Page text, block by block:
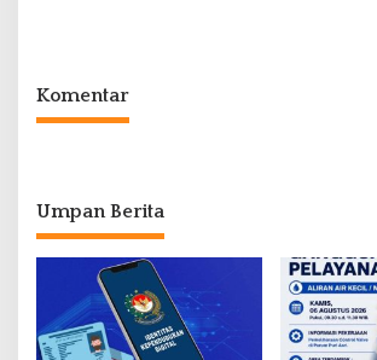
Komentar
Umpan Berita